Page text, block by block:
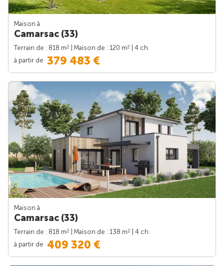
Maison à
Camarsac (33)
Terrain de : 818 m2 | Maison de : 120 m2
| 4 ch.
à partir de 379 483 €
Maison à
Camarsac (33)
Terrain de : 818 m2 | Maison de : 138 m2
| 4 ch.
à partir de 409 320 €